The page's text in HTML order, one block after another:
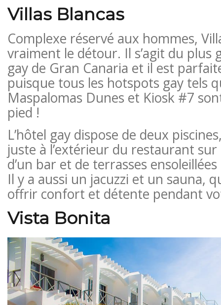
Villas Blancas
Complexe réservé aux hommes,
vraiment le détour. Il s’agit du plus
gay de Gran Canaria et il est
puisque tous les hotspots gay tels
Maspalomas Dunes et Kiosk #7
pied !
L’hôtel gay dispose de deux
juste à l’extérieur du restaurant sur
d’un bar et de terrasses
Il y a aussi un jacuzzi et un sauna,
offrir confort et détente pendant
Vista Bonita